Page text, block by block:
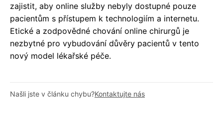
zajistit, aby online služby nebyly dostupné pouze
pacientům s přístupem k technologiím a internetu.
Etické a zodpovědné chování online chirurgů je
nezbytné pro vybudování důvěry pacientů v tento
nový model lékařské péče.
Našli jste v článku chybu?Kontaktujte nás